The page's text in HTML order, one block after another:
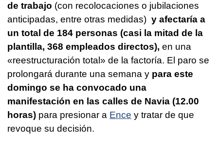
de trabajo (con recolocaciones o jubilaciones
anticipadas, entre otras medidas) y afectaría a
un total de 184 personas (casi la mitad de la
plantilla, 368 empleados directos), en una
«reestructuración total» de la factoría. El paro se
prolongará durante una semana y para este
domingo se ha convocado una
manifestación en las calles de Navia (12.00
horas) para presionar a Ence y tratar de que
revoque su decisión.